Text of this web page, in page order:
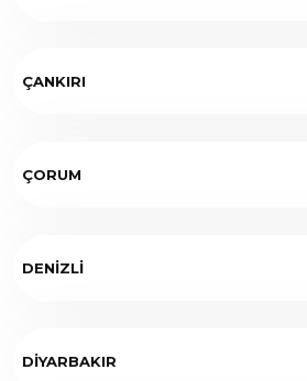
ÇANKIRI
ÇORUM
DENİZLİ
DİYARBAKIR